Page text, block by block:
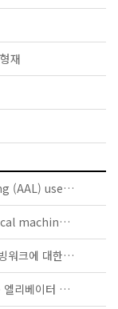
재
IEC TS 63134:2020 - Active assisted living (AAL) use cases
IEC 60034-5:2020 RLV - Rotating electrical machines - Part 5: Degrees of protection provided by the integral design of rotating electrical machines (IP code) - Classification
KS B ISO/TS 25740-1 - 에스컬레이터 및 무빙워크에 대한 안전요건 — 제1부: 세계공통 필수 안전요건(GESRs)
KS B ISO/TS 8100-21 - 승객 및 화물 운송용 엘리베이터 —제21부: 세계공통 필수안전요건(GESRs)을 충족하는 세계공통 안전 파라미터(GSPs)